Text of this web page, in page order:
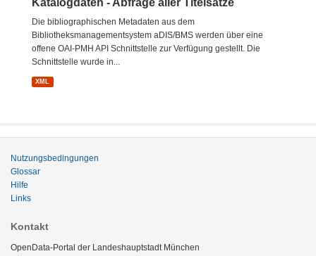
Katalogdaten - Abfrage aller Titelsätze
Die bibliographischen Metadaten aus dem
Bibliotheksmanagementsystem aDIS/BMS werden über eine
offene OAI-PMH API Schnittstelle zur Verfügung gestellt. Die
Schnittstelle wurde in...
XML
Nutzungsbedingungen
Glossar
Hilfe
Links
Kontakt
OpenData-Portal der Landeshauptstadt München